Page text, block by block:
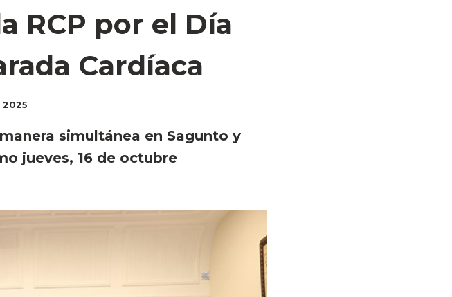
RCP por el Día
Cardíaca
2025
simultánea en Sagunto y
jueves, 16 de octubre